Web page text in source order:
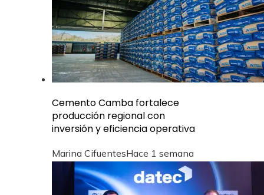
Cemento Camba fortalece
producción regional con
inversión y eficiencia operativa
Marina CifuentesHace 1 semana